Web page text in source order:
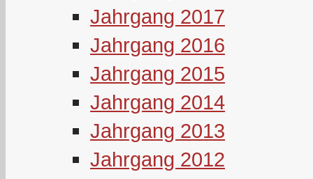
Jahrgang 2017
Jahrgang 2016
Jahrgang 2015
Jahrgang 2014
Jahrgang 2013
Jahrgang 2012